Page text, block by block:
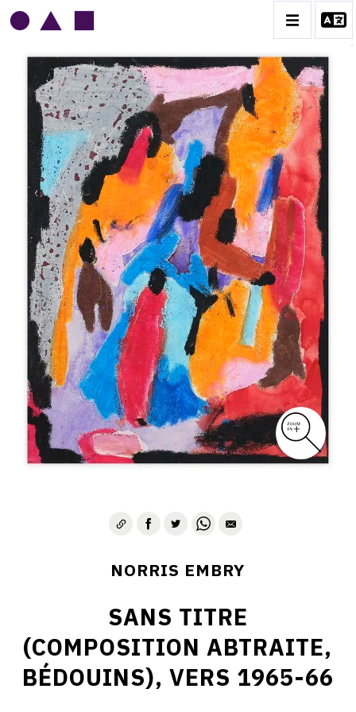
NORRIS EMBRY
BIOGRAPHIE
CATALOGUE DES OEUVRES
1945-1949
1950-1954
1955-1959
1960-1964
1964-1969
1970-1974
1975-1980
CONTACT
NORRIS EMBRY
SANS TITRE
(COMPOSITION ABTRAITE,
BÉDOUINS), VERS 1965-66